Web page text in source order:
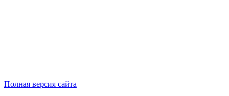
Полная версия сайта